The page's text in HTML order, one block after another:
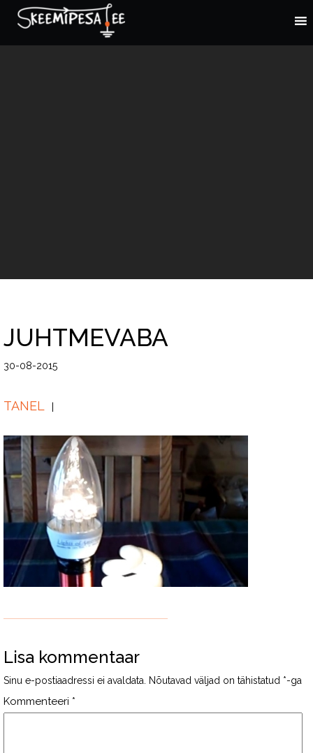
JUHTMEVABA
30-08-2015
TANEL
Lisa kommentaar
Sinu e-postiaadressi ei avaldata. Nõutavad väljad on tähistatud *-ga
Kommenteeri *